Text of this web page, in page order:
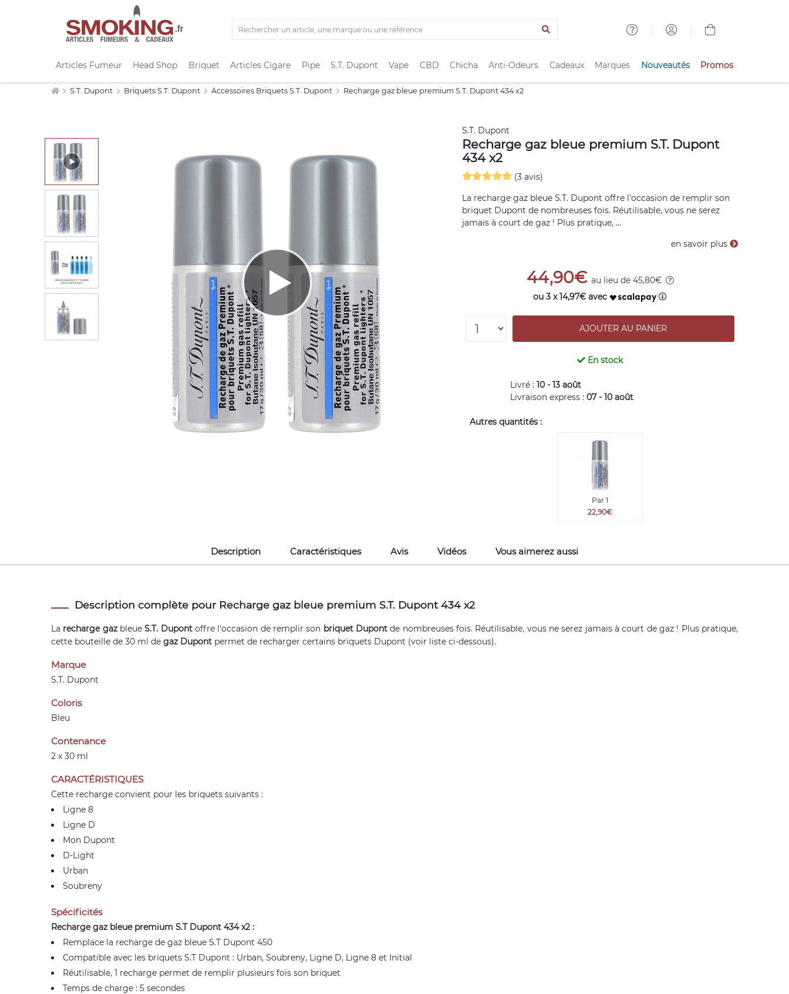
Articles Fumeur Head Shop Briquet Articles Cigare Pipe S.T. Dupont Vape CBD Chicha Anti-Odeurs Cadeaux Marques Nouveautés Promos
S.T. Dupont Briquets S.T. Dupont Accessoires Briquets S.T. Dupont Recharge gaz bleue premium S.T. Dupont 434 x2
S.T. Dupont
Recharge gaz bleue premium S.T. Dupont
434 x2
(3 avis)
La recharge gaz bleue S.T. Dupont offre l'occasion de remplir son
briquet Dupont de nombreuses fois. Réutilisable, vous ne serez
jamais à court de gaz ! Plus pratique, ...
en savoir plus
44,90€ au lieu de 45,80€
ou 3 x 14,97€ avec
En stock
Livré :10 - 13 août
Livraison express :07 - 10 août
Autres quantités :
Par 1
22,90€
Description Caractéristiques Avis Vidéos Vous aimerez aussi
Description complète pour Recharge gaz bleue premium S.T. Dupont 434 x2
La recharge gazbleueS.T. Dupontoffre l'occasion de remplir son briquet Dupont de nombreuses fois. Réutilisable, vous ne serez jamais à court de gaz ! Plus pratique,
cette bouteille de 30 ml de gaz Dupont permet de recharger certains briquets Dupont (voir liste ci-dessous).
Marque
S.T. Dupont
Coloris
Bleu
Contenance
2 x 30 ml
CARACTÉRISTIQUES
Cette recharge convient pour les briquets suivants :
Ligne 8
Ligne D
Mon Dupont
D-Light
Urban
Soubreny
Spécificités
Recharge gaz bleue premium S.T Dupont 434 x2 :
Remplace la recharge de gaz bleue S.T Dupont 450
Compatible avec les briquets S.T Dupont : Urban, Soubreny, Ligne D, Ligne 8 et Initial
Réutilisable, 1 recharge permet de remplir plusieurs fois son briquet
Temps de charge : 5 secondes